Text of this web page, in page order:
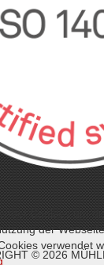
© 2026
der
verwendet